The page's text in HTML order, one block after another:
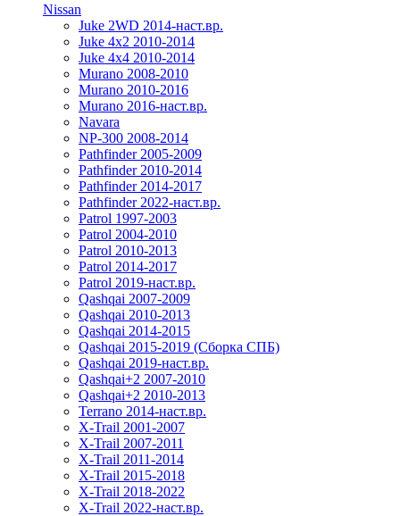
Nissan
Juke 2WD 2014-наст.вр.
Juke 4x2 2010-2014
Juke 4x4 2010-2014
Murano 2008-2010
Murano 2010-2016
Murano 2016-наст.вр.
Navara
NP-300 2008-2014
Pathfinder 2005-2009
Pathfinder 2010-2014
Pathfinder 2014-2017
Pathfinder 2022-наст.вр.
Patrol 1997-2003
Patrol 2004-2010
Patrol 2010-2013
Patrol 2014-2017
Patrol 2019-наст.вр.
Qashqai 2007-2009
Qashqai 2010-2013
Qashqai 2014-2015
Qashqai 2015-2019 (Сборка СПБ)
Qashqai 2019-наст.вр.
Qashqai+2 2007-2010
Qashqai+2 2010-2013
Terrano 2014-наст.вр.
X-Trail 2001-2007
X-Trail 2007-2011
X-Trail 2011-2014
X-Trail 2015-2018
X-Trail 2018-2022
X-Trail 2022-наст.вр.